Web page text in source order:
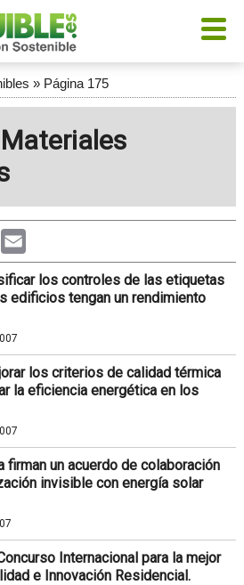
» Página 175
Email
los controles de las etiquetas
edificios tengan un rendimiento
los criterios de calidad térmica
la eficiencia energética en los
un acuerdo de colaboración
invisible con energía solar
Internacional para la mejor
e Innovación Residencial.